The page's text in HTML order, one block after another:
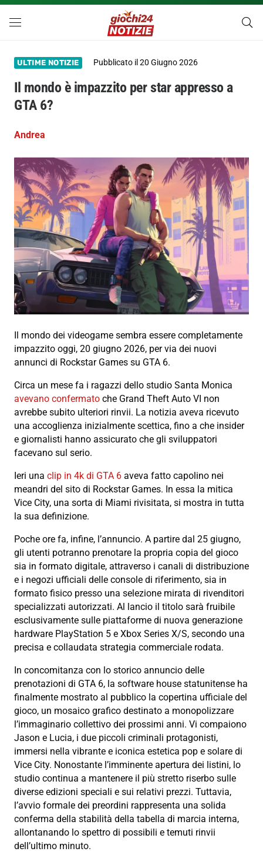
ULTIME NOTIZIE Pubblicato il20 Giugno 2026
Il mondo è impazzito per star appresso a
GTA 6?
Andrea
Il mondo dei videogame sembra essere completamente
impazzito oggi, 20 giugno 2026, per via dei nuovi
annunci di Rockstar Games su GTA 6.
Circa un mese fa i ragazzi dello studio Santa Monica
avevano confermato che Grand Theft Auto VI non
avrebbe subito ulteriori rinvii. La notizia aveva ricevuto
una accoglienza inizialmente scettica, fino a che insider
e giornalisti hanno assicurato che gli sviluppatori
facevano sul serio.
Ieri una clip in 4k di GTA 6 aveva fatto capolino nei
meandri del sito di Rockstar Games. In essa la mitica
Vice City, una sorta di Miami rivisitata, si mostra in tutta
la sua definizione.
Poche ore fa, infine, l’annuncio. A partire dal 25 giugno,
gli utenti potranno prenotare la propria copia del gioco
sia in formato digitale, attraverso i canali di distribuzione
e i negozi ufficiali delle console di riferimento, sia in
formato fisico presso una selezione mirata di rivenditori
specializzati autorizzati. Al lancio il titolo sarà fruibile
esclusivamente sulle piattaforme di nuova generazione
hardware PlayStation 5 e Xbox Series X/S, secondo una
precisa e collaudata strategia commerciale rodata.
In concomitanza con lo storico annuncio delle
prenotazioni di GTA 6, la software house statunitense ha
finalmente mostrato al pubblico la copertina ufficiale del
gioco, un mosaico grafico destinato a monopolizzare
l’immaginario collettivo dei prossimi anni. Vi compaiono
Jason e Lucia, i due piccoli criminali protagonisti,
immersi nella vibrante e iconica estetica pop e solare di
Vice City. Nonostante l’imminente apertura dei listini, lo
studio continua a mantenere il più stretto riserbo sulle
diverse edizioni speciali e sui relativi prezzi. Tuttavia,
l’avvio formale dei preordini rappresenta una solida
conferma della stabilità della tabella di marcia interna,
allontanando lo spettro di possibili e temuti rinvii
dell’ultimo minuto.